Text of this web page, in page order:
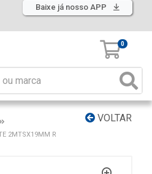
Baixe já nosso APP
0
VOLTAR
2MTSX19MM R